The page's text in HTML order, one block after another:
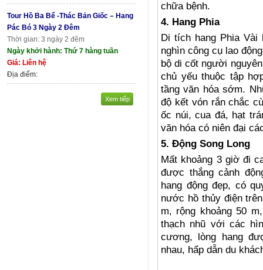
Tour Hồ Ba Bể -Thác Bản Giốc – Hang
Pác Bó 3 Ngày 2 Đêm
Thời gian: 3 ngày 2 đêm
Ngày khởi hành: Thứ 7 hàng tuần
Giá: Liên hệ
Địa điểm:
Xem tiếp
chữa bệnh.
4. Hang Phia
Di tích hang Phia
nghìn công cụ lao
bộ di cốt người
chủ yếu thuộc tập
tầng văn hóa sớm.
độ kết vón rắn chắc
ốc núi, cua đá, hạt
văn hóa có niên đại
5. Động Song Long
Mất khoảng 3 giờ đi
được thắng cảnh
hang động đẹp, có
nước hồ thủy điện
m, rộng khoảng 50
thạch nhũ với các
cương, lòng hang
nhau, hấp dẫn du